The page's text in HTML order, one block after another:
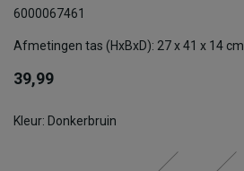
6000067461
Afmetingen tas (HxBxD): 27 x 41 x 14 cm
39,99
Kleur: Donkerbruin